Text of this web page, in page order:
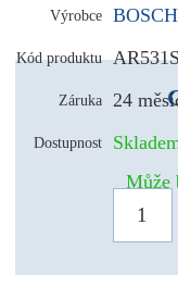
Výrobce BOSCH
Kód produktu
Záruka 24
Dostupnost
Může